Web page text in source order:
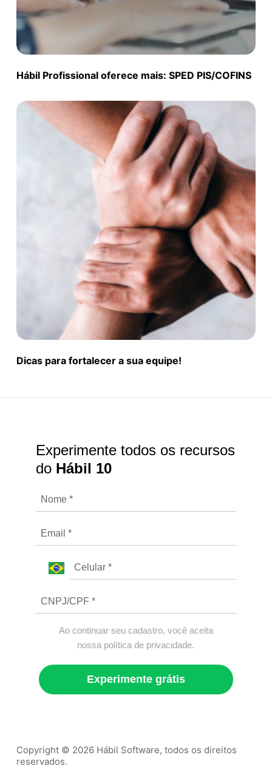
Hábil Profissional oferece mais: SPED PIS/COFINS
Dicas para fortalecer a sua equipe!
Experimente todos os recursos
do Hábil 10
Ao continuar seu cadastro, você aceita
nossa política de privacidade.
Experimente grátis
Copyright © 2026 Hábil Software, todos os direitos
reservados.